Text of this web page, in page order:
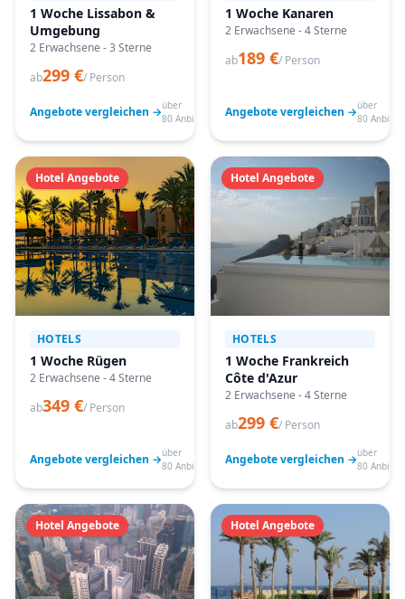
1 Woche Lissabon &
Umgebung
2 Erwachsene - 3 Sterne
ab299 €/ Person
Angebote vergleichen →über
80 Anbieter
1 Woche Kanaren
2 Erwachsene - 4 Sterne
ab189 €/ Person
Angebote vergleichen →über
80
Hotel Angebote
HOTELS
1 Woche Rügen
2 Erwachsene - 4 Sterne
ab349 €/ Person
Angebote vergleichen →über
80 Anbieter
Hotel Angebote
HOTELS
1 Woche Frankreich
Côte d'Azur
2 Erwachsene - 4 Sterne
ab299 €/ Person
Angebote vergleichen →über
80
Hotel Angebote Hotel Angebote